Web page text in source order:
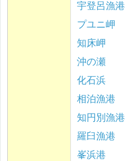
宇登呂漁港
プユニ岬
知床岬
沖の瀬
化石浜
相泊漁港
知円別漁港
羅臼漁港
峯浜港